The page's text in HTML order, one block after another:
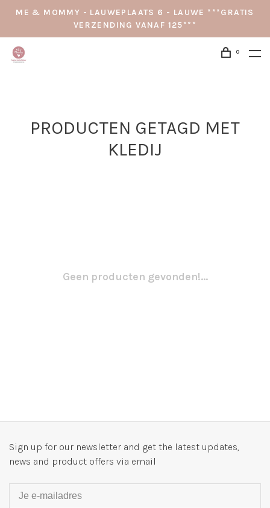
ME & MOMMY - LAUWEPLAATS 6 - LAUWE ***GRATIS
VERZENDING VANAF 125***
0
PRODUCTEN GETAGD MET
KLEDIJ
Geen producten gevonden!...
Sign up for our newsletter and get the latest updates,
news and product offers via email